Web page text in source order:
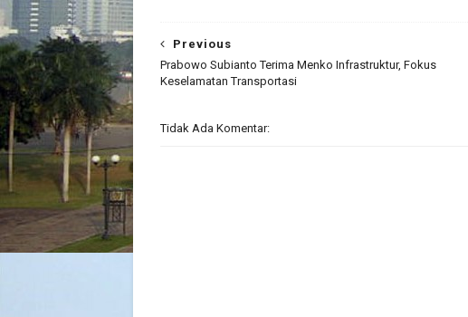
Previous
Prabowo Subianto Terima Menko Infrastruktur, Fokus
Keselamatan Transportasi
Tidak Ada Komentar: